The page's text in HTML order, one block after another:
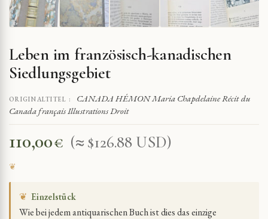
Leben im französisch-kanadischen
Siedlungsgebiet
ORIGINALTITEL :
CANADA HÉMON Maria Chapdelaine Récit du
Canada français Illustrations Droit
110,00€ (≈ $126.88 USD)
❦ Einzelstück
Wie bei jedem antiquarischen Buch ist dies das einzige